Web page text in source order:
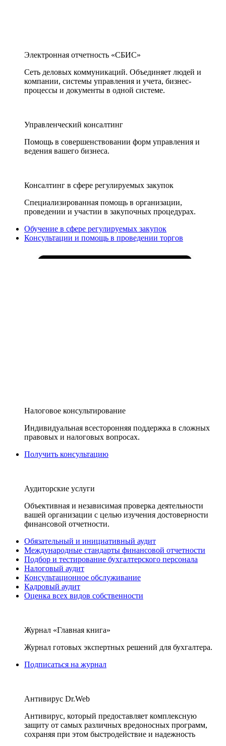
Электронная отчетность «СБИС»
Сеть деловых коммуникаций. Объединяет людей и
компании, системы управления и учета, бизнес-
процессы и документы в одной системе.
Управленческий консалтинг
Помощь в совершенствовании форм управления и
ведения вашего бизнеса.
Консалтинг в сфере регулируемых закупок
Специализированная помощь в организации,
проведении и участии в закупочных процедурах.
Обучение в сфере регулируемых закупок
Консультации и помощь в проведении торгов
Налоговое консультирование
Индивидуальная всесторонняя поддержка в сложных
правовых и налоговых вопросах.
Получить консультацию
Аудиторские услуги
Объективная и независимая проверка деятельности
вашей организации с целью изучения достоверности
финансовой отчетности.
Обязательный и инициативный аудит
Международные стандарты финансовой отчетности
Подбор и тестирование бухгалтерского персонала
Налоговый аудит
Консультационное обслуживание
Кадровый аудит
Оценка всех видов собственности
Журнал «Главная книга»
Журнал готовых экспертных решений для бухгалтера.
Подписаться на журнал
Антивирус Dr.Web
Антивирус, который предоставляет комплексную
защиту от самых различных вредоносных программ,
сохраняя при этом быстродействие и надежность